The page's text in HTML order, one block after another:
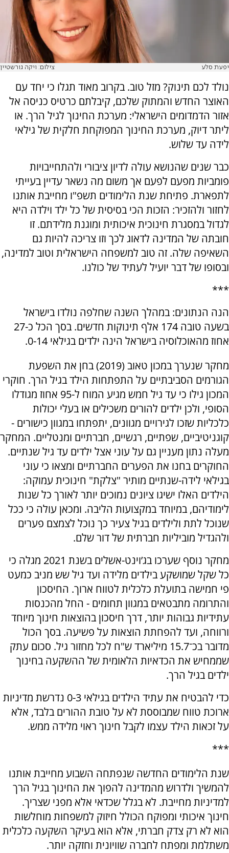
יפעת סלע צילום: ויקה גורשטיין
נולד לכם תינוק? מזל טוב. בקרוב מאוד תגלו כי יחד עם
האוצר החדש והמתוק שלכם, קיבלתם כרטיס כניסה אל
אזור הדמדומים הישראלי: מערכת החינוך לגיל הרך. או
ליתר דיוק, מערכת החינוך המפוקחת חלקית של גילאי
לידה עד שלוש.
כבר שנים שהנושא עולה לדיון ציבורי ולהתחייבויות
פומביות מפעם לפעם אך משום מה נשאר עדיין בעייתי
לתפארת. פתיחת שנת הלימודים תשפ"ו מחייבת אותנו
לחזור ולהזכיר: הזכות הכי בסיסית של כל ילד וילדה היא
לגדול במסגרת חינוכית איכותית ומוגנת מלידתם. זו
חובתה של המדינה לדאוג לכך וזו צריכה להיות גם
השאיפה שלה. זה טוב למשפחה הישראלית וטוב למדינה,
ובסופו של דבר יועיל לעתיד של כולנו.
***
הנה הנתונים: במהלך השנה שחלפה נולדו בישראל
בשעה טובה 174 אלף תינוקות חדשים. בסך הכל כ-27
אחוז מהאוכלוסיה בישראל הינה ילדים בגילאי 0-14.
מחקר שנערך במכון טאוב (2019) בחן את השפעת
הגורמים הסביבתיים על התפתחות הילד בגיל הרך. חוקרי
המכון גילו כי עד גיל חמש מגיע המוח ל-95 אחוז מגודלו
הסופי, ולכן ילדים להורים משכילים או בעלי יכולות
כלכליות שזכו לגירויים מגוונים, יתפתחו במגוון כישורים -
קוגניטיביים, שפתיים, רגשיים, חברתיים ומנטליים. המחקר
מעלה נתון מעניין גם על עוני אצל ילדים עד גיל שנתיים.
החוקרים בחנו את הפערים החברתיים ומצאו כי עוני
בגילאי לידה-שנתיים מותיר "צלקת" חינוכית עמוקה:
הילדים האלו ישיגו ציונים נמוכים יותר לאורך כל שנות
לימודיהם, במיוחד במקצועות הליבה. ומכאן עולה כי ככל
שנוכל לתת ולילדים בגיל צעיר כך נוכל לצמצם פערים
ולהגדיל מוביליות חברתית של דור שלם.
מחקר נוסף שערכו בג’וינט-אשלים בשנת 2021 מגלה כי
כל שקל שמושקע בילדים מלידה ועד גיל שש מניב כמעט
פי חמישה בתועלת כלכלית לטווח ארוך. החיסכון
והתרומה מתבטאים במגוון תחומים - החל מהכנסות
עתידיות גבוהות יותר, דרך חיסכון בהוצאות חינוך מיוחד
ורווחה, ועד להפחתת הוצאות על פשיעה. בסך הכול
מדובר בכ־15.7 מיליארד ש"ח לכל מחזור גיל. סכום עתק
שממחיש את הכדאיות הלאומית של ההשקעה בחינוך
ילדים בגיל הרך.
כדי להבטיח את עתיד הילדים בגילאי 0-3 נדרשת מדיניות
ארוכת טווח שמבוססת לא על טובת ההורים בלבד, אלא
על זכאות הילד עצמו לקבל חינוך ראוי מלידה ממש.
***
שנת הלימודים החדשה שנפתחה השבוע מחייבת אותנו
להמשיך ולדרוש מהמדינה להפוך את החינוך בגיל הרך
למדיניות מחייבת. לא בגלל שכדאי אלא מפני שצריך.
חינוך איכותי ומפוקח הכולל חיזוק למשפחות מוחלשות
הוא לא רק צדק חברתי, אלא הוא בעיקר השקעה כלכלית
משתלמת ומפתח לחברה שוויונית וחזקה יותר.